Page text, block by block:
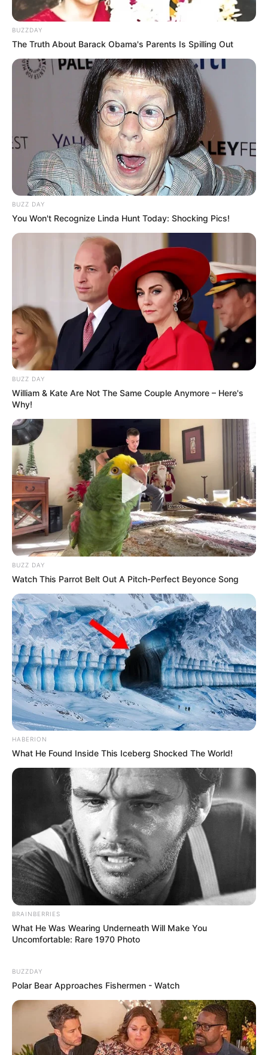
Jade Moghul Inc.
Quarto do bebê
Botinhas de tricô
delicados do bebê no inverno.
Top Inspired
BUZZDAY
The Truth About Barack Obama's Parents Is Spilling Out
BUZZ DAY
You Won't Recognize Linda Hunt Today: Shocking Pics!
BUZZ DAY
William & Kate Are Not The Same Couple Anymore – Here's
Why!
BUZZ DAY
Watch This Parrot Belt Out A Pitch-Perfect Beyonce Song
HABERION
What He Found Inside This Iceberg Shocked The World!
BRAINBERRIES
What He Was Wearing Underneath Will Make You
Uncomfortable: Rare 1970 Photo
BUZZDAY
Polar Bear Approaches Fishermen - Watch